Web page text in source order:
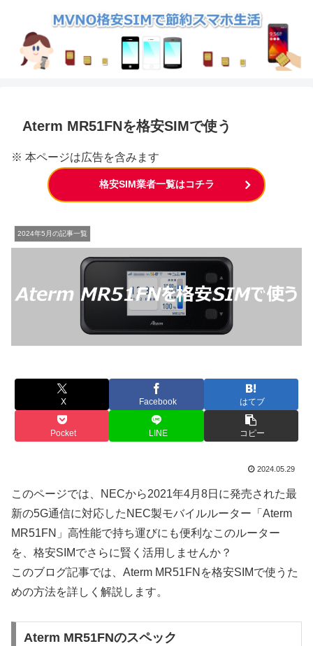
Aterm MR51FNを格安SIMで使う
※ 本ページは広告を含みます
格安SIM業者一覧はコチラ
2024年5月の記事一覧
X Facebook はてブ
Pocket LINE コピー
2024.05.29
このページでは、NECから2021年4月8日に発売された最
新の5G通信に対応したNEC製モバイルルーター「Aterm
MR51FN」高性能で持ち運びにも便利なこのルーター
を、格安SIMでさらに賢く活用しませんか？
このブログ記事では、Aterm MR51FNを格安SIMで使うた
めの方法を詳しく解説します。
Aterm MR51FNのスペック